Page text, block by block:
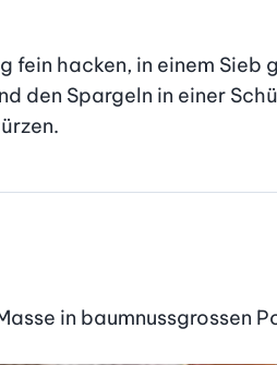
hacken, in einem
den Spargeln in einer
in baumnussgrossen